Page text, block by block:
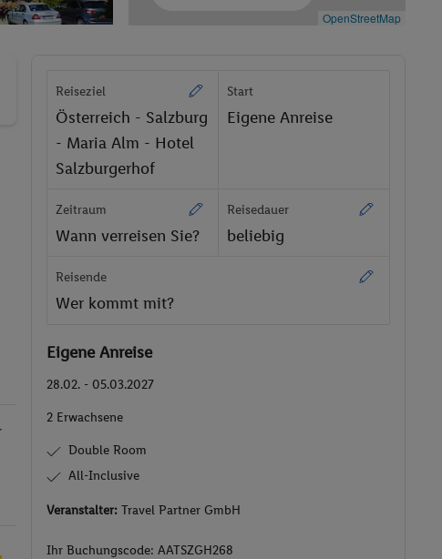
OpenStreetMap
Reiseziel
Österreich - Salzburg
- Maria Alm - Hotel
Salzburgerhof
Start
Eigene Anreise
Zeitraum
Wann verreisen Sie?
Reisedauer
beliebig
Reisende
Wer kommt mit?
Eigene Anreise
28.02. - 05.03.2027
2 Erwachsene
Double Room
All-Inclusive
Veranstalter:Travel Partner GmbH
Ihr Buchungscode:AATSZGH268